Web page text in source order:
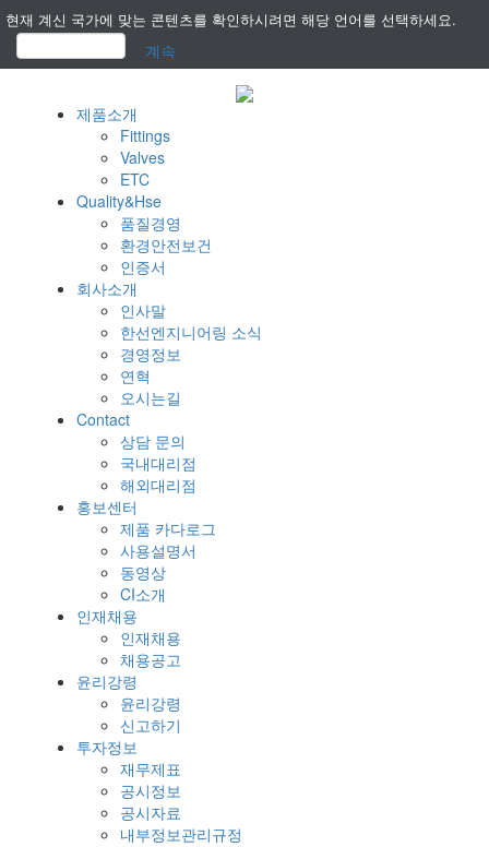
현재 계신 국가에 맞는 콘텐츠를 확인하시려면 해당 언어를 선택하세요.
계속
제품소개
Fittings
Valves
ETC
Quality&Hse
품질경영
환경안전보건
인증서
회사소개
인사말
한선엔지니어링 소식
경영정보
연혁
오시는길
Contact
상담 문의
국내대리점
해외대리점
홍보센터
제품 카다로그
사용설명서
동영상
CI소개
인재채용
인재채용
채용공고
윤리강령
윤리강령
신고하기
투자정보
재무제표
공시정보
공시자료
내부정보관리규정